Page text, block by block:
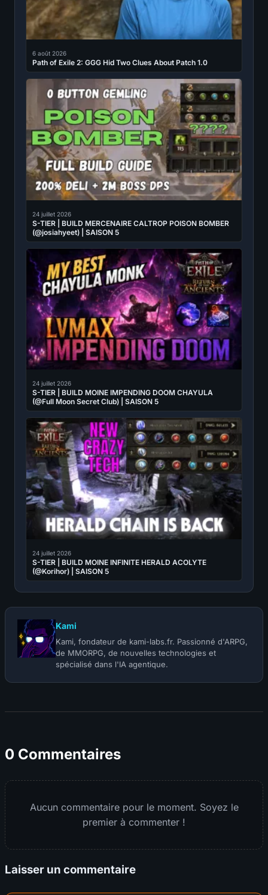
6 août 2026
Path of Exile 2: GGG Hid Two Clues About Patch 1.0
24 juillet 2026
S-TIER | BUILD MERCENAIRE CALTROP POISON BOMBER
(@josiahyeet) | SAISON 5
24 juillet 2026
S-TIER | BUILD MOINE IMPENDING DOOM CHAYULA
(@Full Moon Secret Club) | SAISON 5
24 juillet 2026
S-TIER | BUILD MOINE INFINITE HERALD ACOLYTE
(@Korihor) | SAISON 5
Kami
Kami, fondateur de kami-labs.fr. Passionné d'ARPG,
de MMORPG, de nouvelles technologies et
spécialisé dans l'IA agentique.
0 Commentaires
Aucun commentaire pour le moment. Soyez le
premier à commenter !
Laisser un commentaire